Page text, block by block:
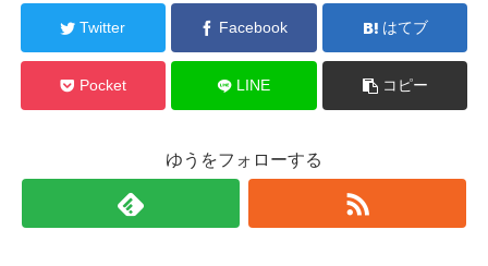
Twitter Facebook はてブ
Pocket LINE コピー
ゆうをフォローする